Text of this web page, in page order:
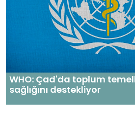
WHO: Çad'da toplum
sağlığını destekliyor